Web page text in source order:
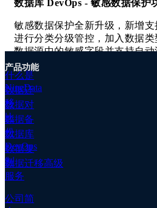
据
迁
移
高
级
服
务
数
据
备
份
数
据
比
数据库 DevOps - 敏感数据保护
敏感数据保护全新升级，新增
进行分类分级管控，加入数据
数据源中的敏感字段并支持自
据大盘，让系统管理员可轻松了
的整体状态。另外还新增了多种
现已可覆盖大部分用户场景。
数据库 DevOps - 数据库
TDSQL MySQL 提供支持
数据库 DevOps 的如下多个功能
布、数据导入导出、SQL 代码
产品功能
什么是
NineData
数据迁
移
数据对
比
数据备
份
数据库
DevOps
数据复
制
数据迁移高级
服务
公司简